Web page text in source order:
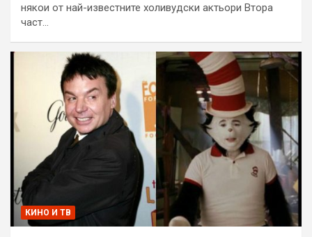
някои от най-известните холивудски актьори Втора
част…
КИНО И ТВ